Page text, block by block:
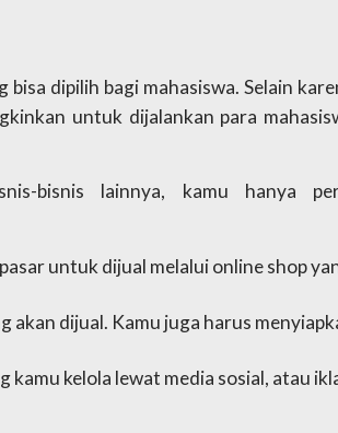
dipilih bagi mahasiswa. Selain
untuk dijalankan para
bisnis lainnya, kamu hanya
untuk dijual melalui online shop
akan dijual. Kamu juga harus
kelola lewat media sosial, atau